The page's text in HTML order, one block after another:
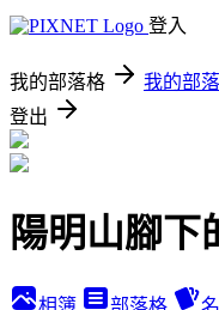
登入
我的部落格 我的部
登出
陽明山腳下
相簿 部落格